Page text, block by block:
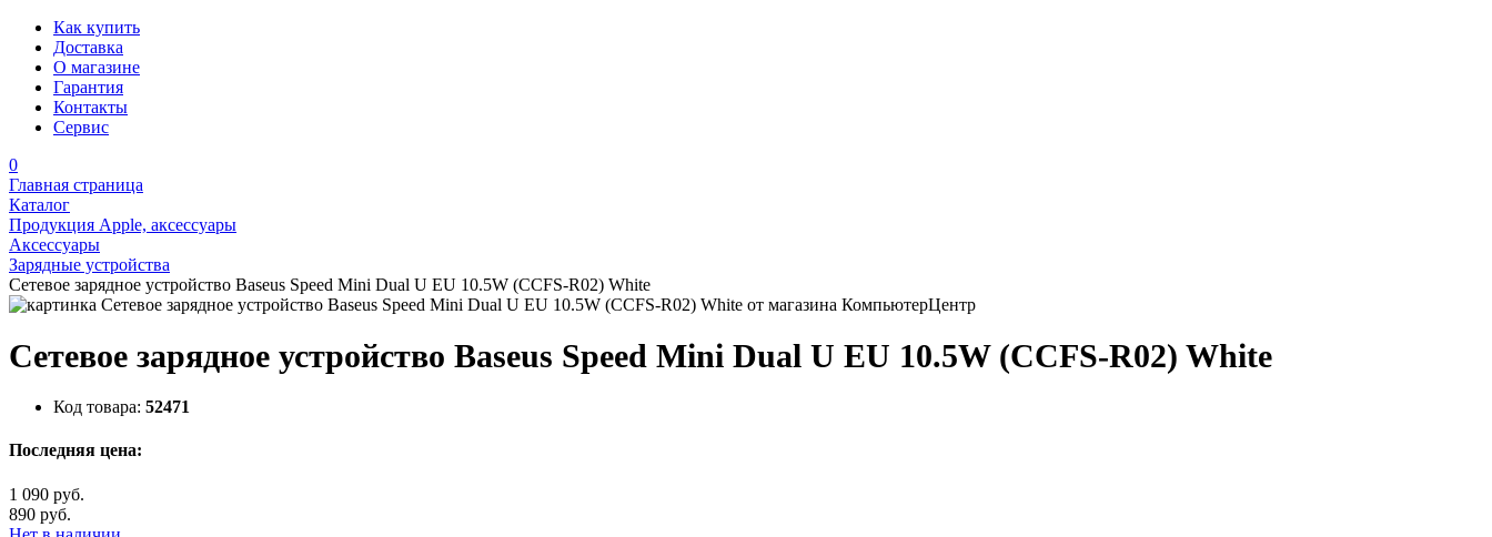
Как купить
Доставка
О магазине
Гарантия
Контакты
Сервис
0
Главная страница
Каталог
Продукция Apple, аксессуары
Аксессуары
Зарядные устройства
Сетевое зарядное устройство Baseus Speed Mini Dual U EU 10.5W (CCFS-R02) White
Сетевое зарядное устройство Baseus Speed Mini Dual U EU 10.5W (CCFS-R02) White
Код товара: 52471
Последняя цена:
1 090 руб.
890 руб.